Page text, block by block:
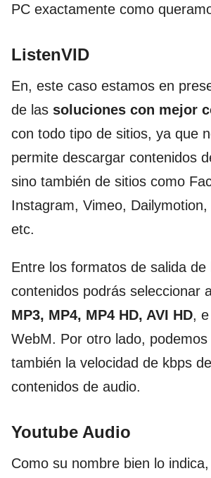
PC exactamente como
ListenVID
En, este caso estamos en
de las soluciones con mejor
con todo tipo de sitios, ya que
permite descargar contenidos
sino también de sitios como
Instagram, Vimeo, Dailymotion,
etc.
Entre los formatos de salida de
contenidos podrás seleccionar
MP3, MP4, MP4 HD, AVI HD,
WebM. Por otro lado, podemos
también la velocidad de kbps
contenidos de audio.
Youtube Audio
Como su nombre bien lo